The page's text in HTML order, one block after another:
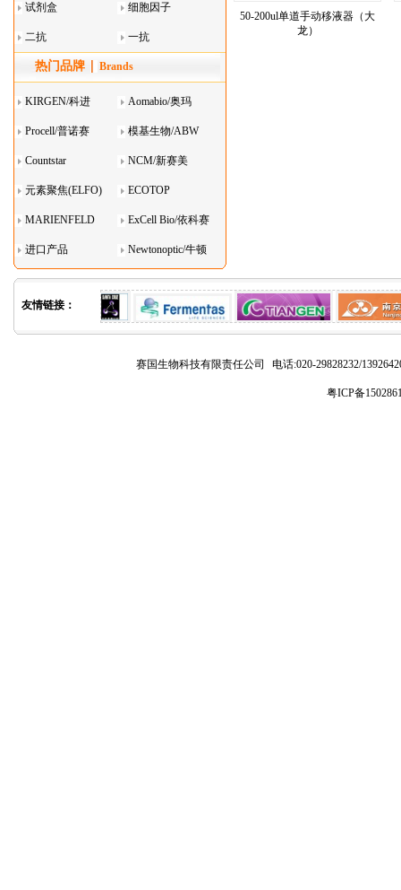
试剂盒 细胞因子
二抗 一抗
热门品牌 Brands
KIRGEN/科进 Aomabio/奥玛
Procell/普诺赛 模基生物/ABW
Countstar NCM/新赛美
元素聚焦(ELFO) ECOTOP
MARIENFELD ExCell Bio/依科赛
进口产品 Newtonoptic/牛顿
光学
50-200ul单道手动移液器（大
龙）
友情链接：
赛国生物科技有限责任公司 电话:020-29828232/
粤ICP备